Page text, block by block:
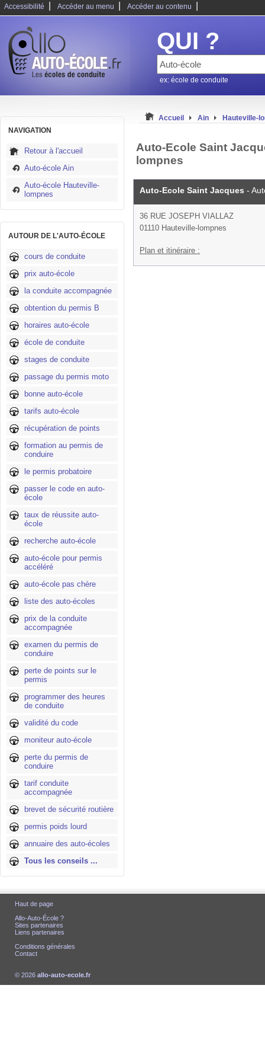
Accessibilité Accéder au menu Accéder au contenu
QUI ?
ex: école de conduite
NAVIGATION
Retour à l'accueil
Auto-école Ain
Auto-école Hauteville-
lompnes
AUTOUR DE L'AUTO-ÉCOLE
cours de conduite
prix auto-école
la conduite accompagnée
obtention du permis B
horaires auto-école
école de conduite
stages de conduite
passage du permis moto
bonne auto-école
tarifs auto-école
récupération de points
formation au permis de
conduire
le permis probatoire
passer le code en auto-
école
taux de réussite auto-
école
recherche auto-école
auto-école pour permis
accéléré
auto-école pas chère
liste des auto-écoles
prix de la conduite
accompagnée
examen du permis de
conduire
perte de points sur le
permis
programmer des heures
de conduite
validité du code
moniteur auto-école
perte du permis de
conduire
tarif conduite
accompagnée
brevet de sécurité routière
permis poids lourd
annuaire des auto-écoles
Tous les conseils ...
Accueil Ain Hauteville-
Auto-Ecole Saint
lompnes
Auto-Ecole Saint Jacques -
36 RUE JOSEPH VIALLAZ
01110 Hauteville-lompnes
Plan et itinéraire :
Haut de page
Allo-Auto-École ?
Sites partenaires
Liens partenaires
Conditions générales
Contact
© 2026 allo-auto-ecole.fr